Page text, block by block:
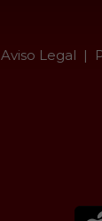
Aviso Legal